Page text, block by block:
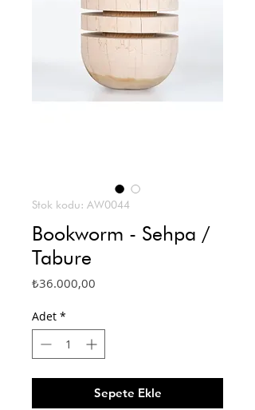
Stok kodu: AW0044
Bookworm - Sehpa /
Tabure
₺36.000,00
Adet *
Sepete Ekle